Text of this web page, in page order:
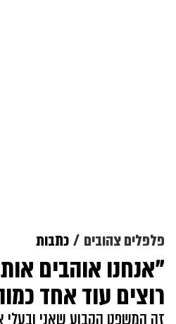
פלפלים צהובים כתבות
"אנחנו אוהבים
רוצים עוד אחד